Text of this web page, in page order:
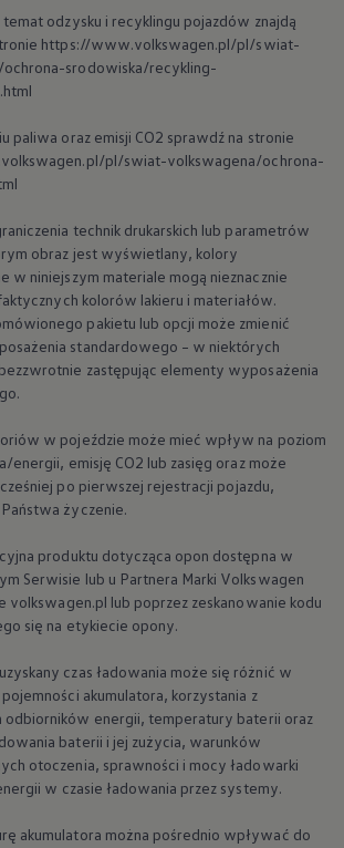
Instrukcja Obsługi
dla klientów
o pojeździe
ostrzegawcze i sygnalizacyjne
modele i generacje – archiwum oraz
usługi
przyszłych użytkowników Volkswagena
obecnych użytkowników Volkswagena
usługi serwisowe
autoryzowanego serwisowania
dla warsztatów
Magazine
hybrydowe
samochód krok po kroku – poradnik
i bezpieczeństwo
Volkswagen Home
Volkswagena
Tematyczni
ID.
Volkswagena
próbną
temat odzysku i recyklingu pojazdów znajdą
https://www.volkswagen.pl/pl/swiat-
srodowiska/recykling-
paliwa oraz emisji CO2 sprawdź na stronie
pl/swiat-volkswagena/ochrona-
technik drukarskich lub parametrów
obraz jest wyświetlany, kolory
w niniejszym materiale mogą nieznacznie
kolorów lakieru i materiałów.
pakietu lub opcji może zmienić
standardowego – w niektórych
zastępując elementy wyposażenia
w pojeździe może mieć wpływ na poziom
energii, emisję CO2 lub zasięg oraz może
po pierwszej rejestracji pojazdu,
życzenie.
produktu dotycząca opon dostępna w
Serwisie lub u Partnera Marki Volkswagen
volkswagen.pl lub poprzez zeskanowanie kodu
się na etykiecie opony.
czas ładowania może się różnić w
akumulatora, korzystania z
odbiorników energii, temperatury baterii oraz
baterii i jej zużycia, warunków
otoczenia, sprawności i mocy ładowarki
w czasie ładowania przez systemy.
akumulatora można pośrednio wpływać do